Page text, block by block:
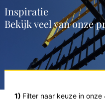
Inspiratie
Bekijk veel van onze
1) Filter naar keuze in